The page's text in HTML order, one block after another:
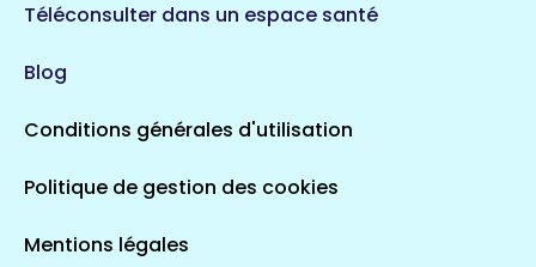
Téléconsulter dans un espace santé
Blog
Conditions générales d'utilisation
Politique de gestion des cookies
Mentions légales